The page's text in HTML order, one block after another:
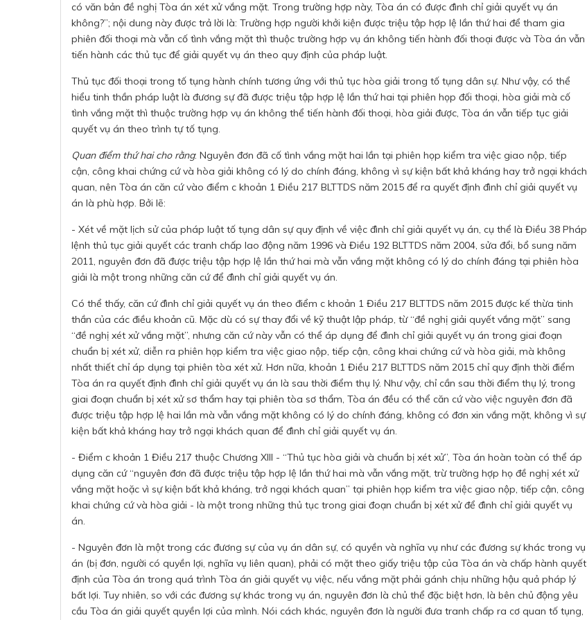
có văn bản đề nghị Tòa án xét xử vắng mặt. Trong trường hợp này, Tòa án có được đình chỉ giải quyết vụ án
không?”; nội dung này được trả lời là: Trường hợp người khởi kiện được triệu tập hợp lệ lần thứ hai để tham gia
phiên đối thoại mà vẫn cố tình vắng mặt thì thuộc trường hợp vụ án không tiến hành đối thoại được và Tòa án vẫn
tiến hành các thủ tục để giải quyết vụ án theo quy định của pháp luật.
Thủ tục đối thoại trong tố tụng hành chính tương ứng với thủ tục hòa giải trong tố tụng dân sự. Như vậy, có thể
hiểu tinh thần pháp luật là đương sự đã được triệu tập hợp lệ lần thứ hai tại phiên họp đối thoại, hòa giải mà cố
tình vắng mặt thì thuộc trường hợp vụ án không thể tiến hành đối thoại, hòa giải được, Tòa án vẫn tiếp tục giải
quyết vụ án theo trình tự tố tụng.
Quan điểm thứ hai cho rằng: Nguyên đơn đã cố tình vắng mặt hai lần tại phiên họp kiểm tra việc giao nộp, tiếp
cận, công khai chứng cứ và hòa giải không có lý do chính đáng, không vì sự kiện bất khả kháng hay trở ngại khách
quan, nên Tòa án căn cứ vào điểm c khoản 1 Điều 217 BLTTDS năm 2015 để ra quyết định đình chỉ giải quyết vụ
án là phù hợp. Bởi lẽ:
- Xét về mặt lịch sử của pháp luật tố tụng dân sự quy định về việc đình chỉ giải quyết vụ án, cụ thể là Điều 38 Pháp
lệnh thủ tục giải quyết các tranh chấp lao động năm 1996 và Điều 192 BLTTDS năm 2004, sửa đổi, bổ sung năm
2011, nguyên đơn đã được triệu tập hợp lệ lần thứ hai mà vẫn vắng mặt không có lý do chính đáng tại phiên hòa
giải là một trong những căn cứ để đình chỉ giải quyết vụ án.
Có thể thấy, căn cứ đình chỉ giải quyết vụ án theo điểm c khoản 1 Điều 217 BLTTDS năm 2015 được kế thừa tinh
thần của các điều khoản cũ. Mặc dù có sự thay đổi về kỹ thuật lập pháp, từ “đề nghị giải quyết vắng mặt” sang
“đề nghị xét xử vắng mặt”, nhưng căn cứ này vẫn có thể áp dụng để đình chỉ giải quyết vụ án trong giai đoạn
chuẩn bị xét xử, diễn ra phiên họp kiểm tra việc giao nộp, tiếp cận, công khai chứng cứ và hòa giải, mà không
nhất thiết chỉ áp dụng tại phiên tòa xét xử. Hơn nữa, khoản 1 Điều 217 BLTTDS năm 2015 chỉ quy định thời điểm
Tòa án ra quyết định đình chỉ giải quyết vụ án là sau thời điểm thụ lý. Như vậy, chỉ cần sau thời điểm thụ lý, trong
giai đoạn chuẩn bị xét xử sơ thẩm hay tại phiên tòa sơ thẩm, Tòa án đều có thể căn cứ vào việc nguyên đơn đã
được triệu tập hợp lệ hai lần mà vẫn vắng mặt không có lý do chính đáng, không có đơn xin vắng mặt, không vì sự
kiện bất khả kháng hay trở ngại khách quan để đình chỉ giải quyết vụ án.
- Điểm c khoản 1 Điều 217 thuộc Chương XIII - “Thủ tục hòa giải và chuẩn bị xét xử”, Tòa án hoàn toàn có thể áp
dụng căn cứ “nguyên đơn đã được triệu tập hợp lệ lần thứ hai mà vẫn vắng mặt, trừ trường hợp họ đề nghị xét xử
vắng mặt hoặc vì sự kiện bất khả kháng, trở ngại khách quan” tại phiên họp kiểm tra việc giao nộp, tiếp cận, công
khai chứng cứ và hòa giải - là một trong những thủ tục trong giai đoạn chuẩn bị xét xử để đình chỉ giải quyết vụ
án.
- Nguyên đơn là một trong các đương sự của vụ án dân sự, có quyền và nghĩa vụ như các đương sự khác trong vụ
án (bị đơn, người có quyền lợi, nghĩa vụ liên quan), phải có mặt theo giấy triệu tập của Tòa án và chấp hành quyết
định của Tòa án trong quá trình Tòa án giải quyết vụ việc, nếu vắng mặt phải gánh chịu những hậu quả pháp lý
bất lợi. Tuy nhiên, so với các đương sự khác trong vụ án, nguyên đơn là chủ thể đặc biệt hơn, là bên chủ động yêu
cầu Tòa án giải quyết quyền lợi của mình. Nói cách khác, nguyên đơn là người đưa tranh chấp ra cơ quan tố tụng,